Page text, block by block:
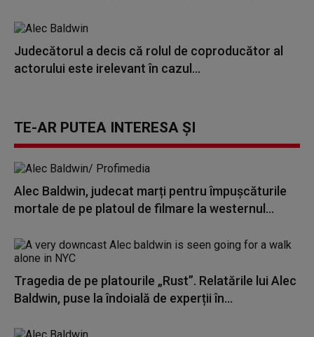
Judecătorul a decis că rolul de coproducător al
actorului este irelevant în cazul...
TE-AR PUTEA INTERESA ȘI
Alec Baldwin, judecat marți pentru împuşcăturile
mortale de pe platoul de filmare la westernul...
Tragedia de pe platourile „Rust”. Relatările lui Alec
Baldwin, puse la îndoială de experții în...